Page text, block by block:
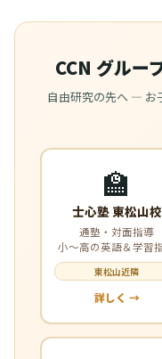
CCN グルー
自由研究の先へ — お
🏫
士心塾 東松山校
通塾・対面指導
小〜高の英語＆学習
東松山近隣
詳しく →